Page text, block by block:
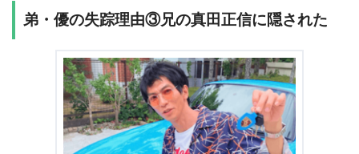
弟・優の失踪理由③兄の真田正信に隠された